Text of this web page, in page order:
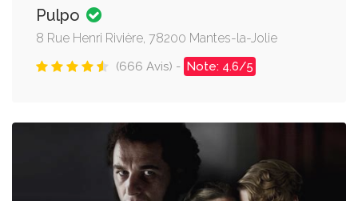
Pulpo
8 Rue Henri Rivière, 78200 Mantes-la-Jolie
(666 Avis) - Note: 4.6/5